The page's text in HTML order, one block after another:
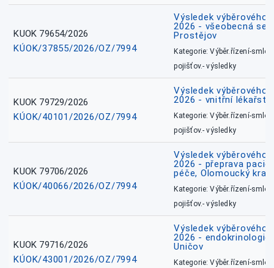
KUOK 79654/2026
KÚOK/37855/2026/OZ/7994
Výsledek výběrového
2026 - všeobecná
Prostějov
Kategorie: Výběr.řízení-
pojišťov.- výsledky
KUOK 79729/2026
KÚOK/40101/2026/OZ/7994
Výsledek výběrového
2026 - vnitřní
Kategorie: Výběr.řízení-
pojišťov.- výsledky
KUOK 79706/2026
KÚOK/40066/2026/OZ/7994
Výsledek výběrového
2026 - přeprava
péče, Olomoucký kraj
Kategorie: Výběr.řízení-
pojišťov.- výsledky
KUOK 79716/2026
KÚOK/43001/2026/OZ/7994
Výsledek výběrového
2026 - endokrinologie
Uničov
Kategorie: Výběr.řízení-